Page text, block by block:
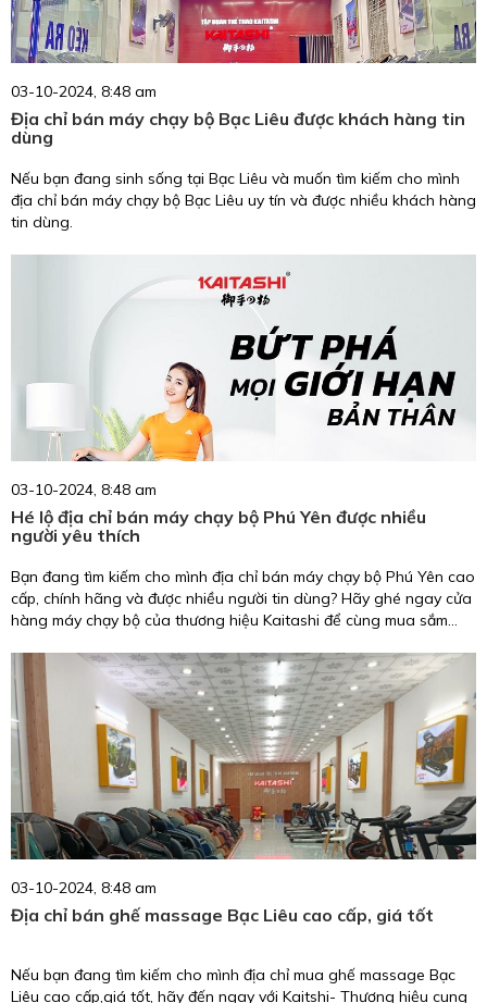
03-10-2024, 8:48 am
Địa chỉ bán máy chạy bộ Bạc Liêu được khách hàng tin
dùng
Nếu bạn đang sinh sống tại Bạc Liêu và muốn tìm kiếm cho mình
địa chỉ bán máy chạy bộ Bạc Liêu uy tín và được nhiều khách hàng
tin dùng.
03-10-2024, 8:48 am
Hé lộ địa chỉ bán máy chạy bộ Phú Yên được nhiều
người yêu thích
Bạn đang tìm kiếm cho mình địa chỉ bán máy chạy bộ Phú Yên cao
cấp, chính hãng và được nhiều người tin dùng? Hãy ghé ngay cửa
hàng máy chạy bộ của thương hiệu Kaitashi để cùng mua sắm
03-10-2024, 8:48 am
Địa chỉ bán ghế massage Bạc Liêu cao cấp, giá tốt
Nếu bạn đang tìm kiếm cho mình địa chỉ mua ghế massage Bạc
Liêu cao cấp,giá tốt, hãy đến ngay với Kaitshi- Thương hiệu cung